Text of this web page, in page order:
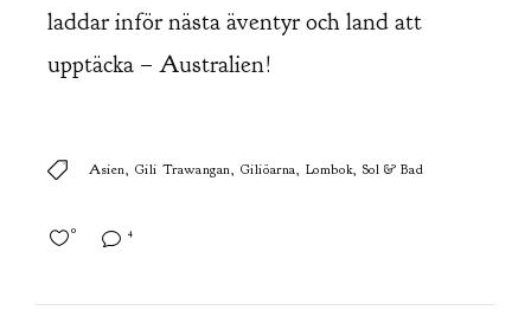
laddar inför nästa äventyr och land att
upptäcka – Australien!
Asien Gili Trawangan Giliöarna Lombok Sol & Bad
4
0